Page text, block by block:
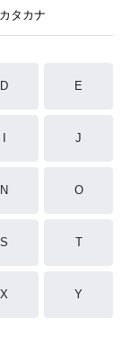
カタカナ
D E
J
N O
S T
X Y